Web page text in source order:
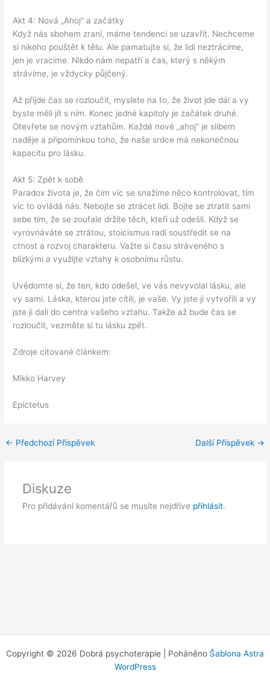
Akt 4: Nová „Ahoj“ a začátky
Když nás sbohem zraní, máme tendenci se uzavřít. Nechceme
si nikoho pouštět k tělu. Ale pamatujte si, že lidi neztrácíme,
jen je vracíme. Nikdo nám nepatří a čas, který s někým
strávíme, je vždycky půjčený.
Až přijde čas se rozloučit, myslete na to, že život jde dál a vy
byste měli jít s ním. Konec jedné kapitoly je začátek druhé.
Otevřete se novým vztahům. Každé nové „ahoj“ je slibem
naděje a připomínkou toho, že naše srdce má nekonečnou
kapacitu pro lásku.
Akt 5: Zpět k sobě
Paradox života je, že čím víc se snažíme něco kontrolovat, tím
víc to ovládá nás. Nebojte se ztrácet lidi. Bojte se ztratit sami
sebe tím, že se zoufale držíte těch, kteří už odešli. Když se
vyrovnáváte se ztrátou, stoicismus radí soustředit se na
ctnost a rozvoj charakteru. Važte si času stráveného s
blízkými a využijte vztahy k osobnímu růstu.
Uvědomte si, že ten, kdo odešel, ve vás nevyvolal lásku, ale
vy sami. Láska, kterou jste cítili, je vaše. Vy jste ji vytvořili a vy
jste ji dali do centra vašeho vztahu. Takže až bude čas se
rozloučit, vezměte si tu lásku zpět.
Zdroje citované článkem:
Mikko Harvey
Epictetus
← Předchozí Příspěvek Další Příspěvek →
Diskuze
Pro přidávání komentářů se musíte nejdříve přihlásit.
Copyright © 2026 Dobrá psychoterapie | Poháněno Šablona Astra
WordPress